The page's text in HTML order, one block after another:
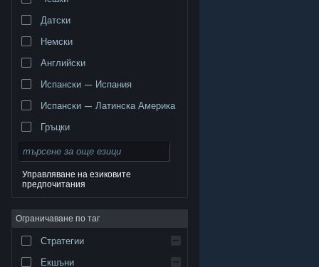
търговски марки принадлежат на съответните им
собственици в САЩ и други страни.
поверителност|Юридическа информация|
Достъпност|Условия за ползване на Steam
Възстановявания|Бисквитки
Датски
Немски
Английски
Испански — Испания
Испански — Латинска Америка
Гръцки
Управляване на езиковите
предпочитания
Ограничаване по таг
Стратегии
Екшъни